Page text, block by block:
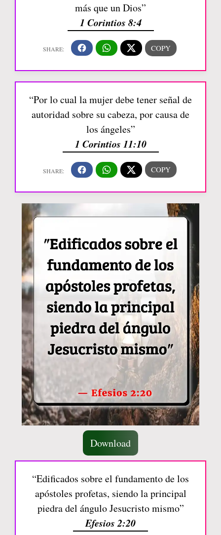
más que un Dios”
1 Corintios 8:4
“Por lo cual la mujer debe tener señal de
autoridad sobre su cabeza, por causa de
los ángeles”
1 Corintios 11:10
Download
“Edificados sobre el fundamento de los
apóstoles profetas, siendo la principal
piedra del ángulo Jesucristo mismo”
Efesios 2:20